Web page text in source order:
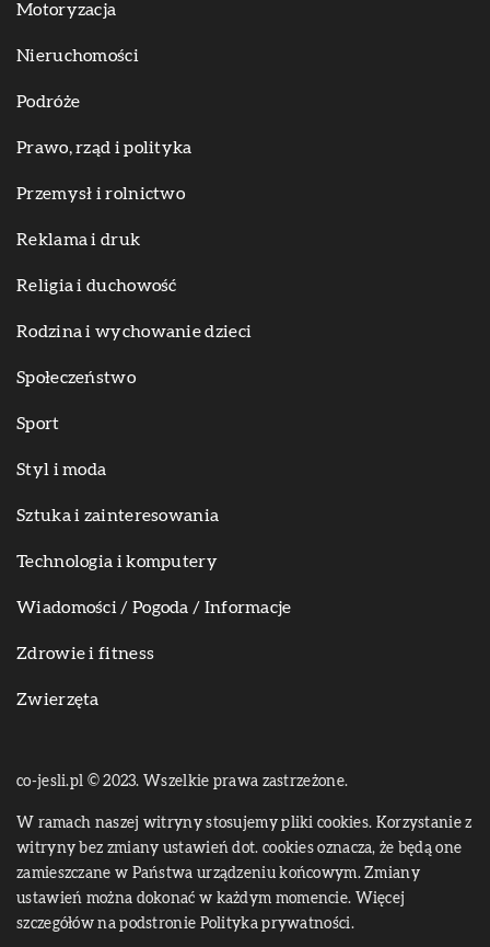
Motoryzacja
Nieruchomości
Podróże
Prawo, rząd i polityka
Przemysł i rolnictwo
Reklama i druk
Religia i duchowość
Rodzina i wychowanie dzieci
Społeczeństwo
Sport
Styl i moda
Sztuka i zainteresowania
Technologia i komputery
Wiadomości / Pogoda / Informacje
Zdrowie i fitness
Zwierzęta
co-jesli.pl © 2023. Wszelkie prawa zastrzeżone.
W ramach naszej witryny stosujemy pliki cookies. Korzystanie z
witryny bez zmiany ustawień dot. cookies oznacza, że będą one
zamieszczane w Państwa urządzeniu końcowym. Zmiany
ustawień można dokonać w każdym momencie. Więcej
szczegółów na podstronie Polityka prywatności.